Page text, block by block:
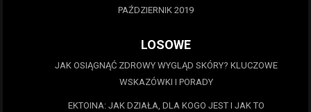
PAŹDZIERNIK 2019
LOSOWE
JAK OSIĄGNĄĆ ZDROWY WYGLĄD SKÓRY? KLUCZOWE
WSKAZÓWKI I PORADY
EKTOINA: JAK DZIAŁA, DLA KOGO JEST I JAK TO